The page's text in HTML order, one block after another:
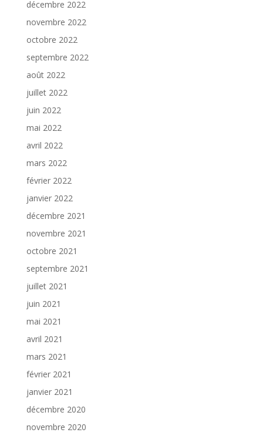
décembre 2022
novembre 2022
octobre 2022
septembre 2022
août 2022
juillet 2022
juin 2022
mai 2022
avril 2022
mars 2022
février 2022
janvier 2022
décembre 2021
novembre 2021
octobre 2021
septembre 2021
juillet 2021
juin 2021
mai 2021
avril 2021
mars 2021
février 2021
janvier 2021
décembre 2020
novembre 2020